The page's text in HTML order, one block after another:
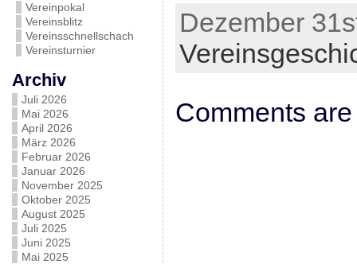
Vereinpokal
Vereinsblitz
Vereinsschnellschach
Vereinsturnier
Archiv
Juli 2026
Mai 2026
April 2026
März 2026
Februar 2026
Januar 2026
November 2025
Oktober 2025
August 2025
Juli 2025
Juni 2025
Mai 2025
Dezember
Comments